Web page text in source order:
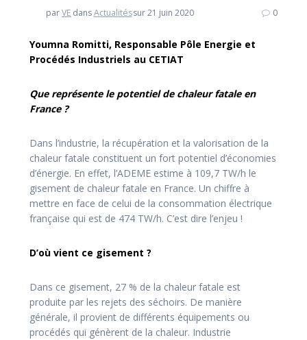
parVE dansActualitéssur 21 juin 2020 0
Youmna Romitti, Responsable Pôle Energie et
Procédés Industriels au CETIAT
Que représente le potentiel de chaleur fatale en
France ?
Dans l’industrie, la récupération et la valorisation de la
chaleur fatale constituent un fort potentiel d’économies
d’énergie. En effet, l’ADEME estime à 109,7 TW/h le
gisement de chaleur fatale en France. Un chiffre à
mettre en face de celui de la consommation électrique
française qui est de 474 TW/h. C’est dire l’enjeu !
D’où vient ce gisement ?
Dans ce gisement, 27 % de la chaleur fatale est
produite par les rejets des séchoirs. De manière
générale, il provient de différents équipements ou
procédés qui génèrent de la chaleur. Industrie